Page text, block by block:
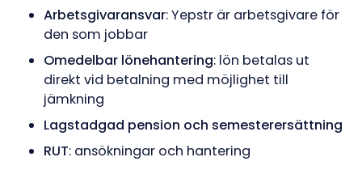
Arbetsgivaransvar: Yepstr är arbetsgivare för
den som jobbar
Omedelbar lönehantering: lön betalas ut
direkt vid betalning med möjlighet till
jämkning
Lagstadgad pension och semesterersättning
RUT: ansökningar och hantering